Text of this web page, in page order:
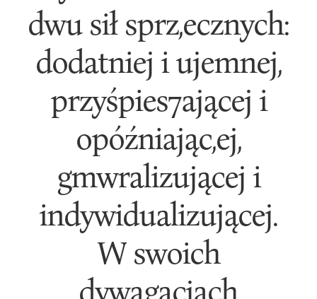
dwu sił sprz,ecznych:
dodatniej i ujemnej,
przyśpies7ającej i
opóźniając,ej,
gmwralizującej i
indywidualizującej.
W swoich
dywagacjach